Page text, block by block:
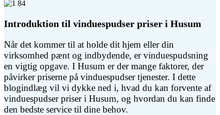
Introduktion til vinduespudser priser i Husum
Når det kommer til at holde dit hjem eller din
virksomhed pænt og indbydende, er vinduespudsning
en vigtig opgave. I Husum er der mange faktorer, der
påvirker priserne på vinduespudser tjenester. I dette
blogindlæg vil vi dykke ned i, hvad du kan forvente af
vinduespudser priser i Husum, og hvordan du kan finde
den bedste service til dine behov.